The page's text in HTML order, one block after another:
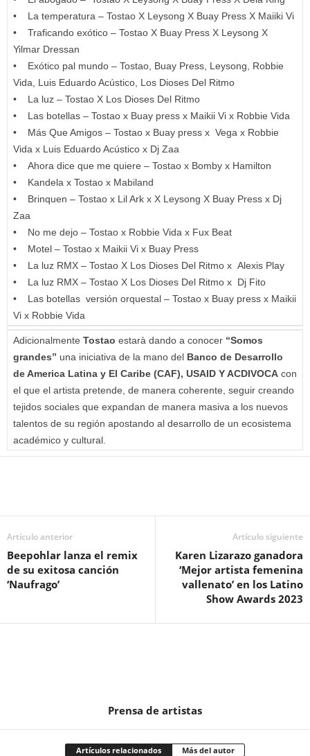
• La temperatura – Tostao X Leysong X Buay Press X Maiiki Vi
• Traficando exótico – Tostao X Buay Press X Leysong X
Yilmar Dressan
• Exótico pal mundo – Tostao, Buay Press, Leysong, Robbie
Vida, Luis Eduardo Acústico, Los Dioses Del Ritmo
• La luz – Tostao X Los Dioses Del Ritmo
• Las botellas – Tostao x Buay press x Maikii Vi x Robbie Vida
• Más Que Amigos – Tostao x Buay press x Vega x Robbie
Vida x Luis Eduardo Acústico x Dj Zaa
• Ahora dice que me quiere – Tostao x Bomby x Hamilton
• Kandela x Tostao x Mabiland
• Brinquen – Tostao x Lil Ark x X Leysong X Buay Press x Dj
Zaa
• No me dejo – Tostao x Robbie Vida x Fux Beat
• Motel – Tostao x Maikii Vi x Buay Press
• La luz RMX – Tostao X Los Dioses Del Ritmo x Alexis Play
• La luz RMX – Tostao X Los Dioses Del Ritmo x Dj Fito
• Las botellas versión orquestal – Tostao x Buay press x Maikii
Vi x Robbie Vida
Adicionalmente Tostao estarà dando a conocer “Somos
grandes” una iniciativa de la mano del Banco de Desarrollo
de America Latina y El Caribe (CAF), USAID Y ACDIVOCA con
el que el artista pretende, de manera coherente, seguir creando
tejidos sociales que expandan de manera masiva a los nuevos
talentos de su región apostando al desarrollo de un ecosistema
académico y cultural.
Artículo anterior
Beepohlar lanza el remix
de su exitosa canción
‘Naufrago’
Artículo siguiente
Karen Lizarazo ganadora
‘Mejor artista femenina
vallenato’ en los Latino
Show Awards 2023
Prensa de artistas
Artículos relacionados Más del autor